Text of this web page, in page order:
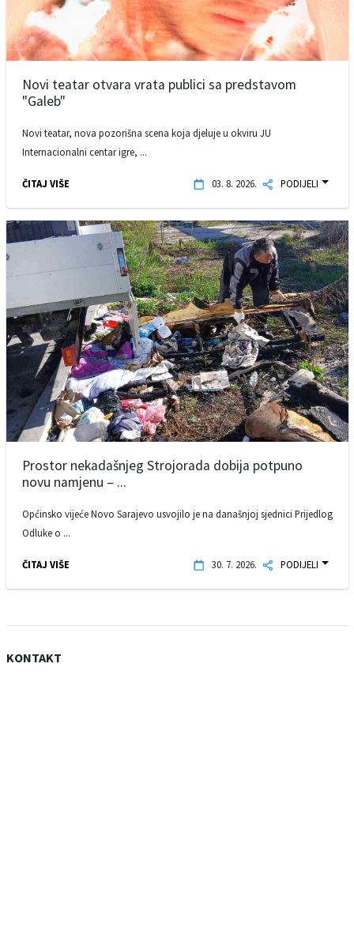
Novi teatar otvara vrata publici sa predstavom
"Galeb"
Novi teatar, nova pozorišna scena koja djeluje u okviru JU
Internacionalni centar igre, ...
ČITAJ VIŠE 03. 8. 2026. PODIJELI
Prostor nekadašnjeg Strojorada dobija potpuno
novu namjenu – ...
Općinsko vijeće Novo Sarajevo usvojilo je na današnjoj sjednici Prijedlog
Odluke o ...
ČITAJ VIŠE 30. 7. 2026. PODIJELI
KONTAKT